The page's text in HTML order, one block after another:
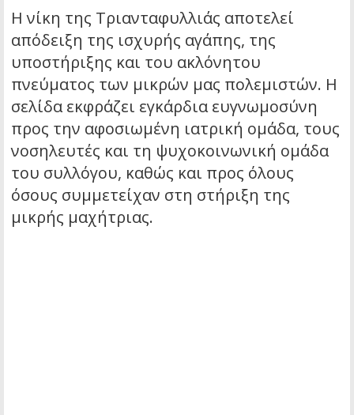
Η νίκη της Τριανταφυλλιάς αποτελεί
απόδειξη της ισχυρής αγάπης, της
υποστήριξης και του ακλόνητου
πνεύματος των μικρών μας πολεμιστών. Η
σελίδα εκφράζει εγκάρδια ευγνωμοσύνη
προς την αφοσιωμένη ιατρική ομάδα, τους
νοσηλευτές και τη ψυχοκοινωνική ομάδα
του συλλόγου, καθώς και προς όλους
όσους συμμετείχαν στη στήριξη της
μικρής μαχήτριας.